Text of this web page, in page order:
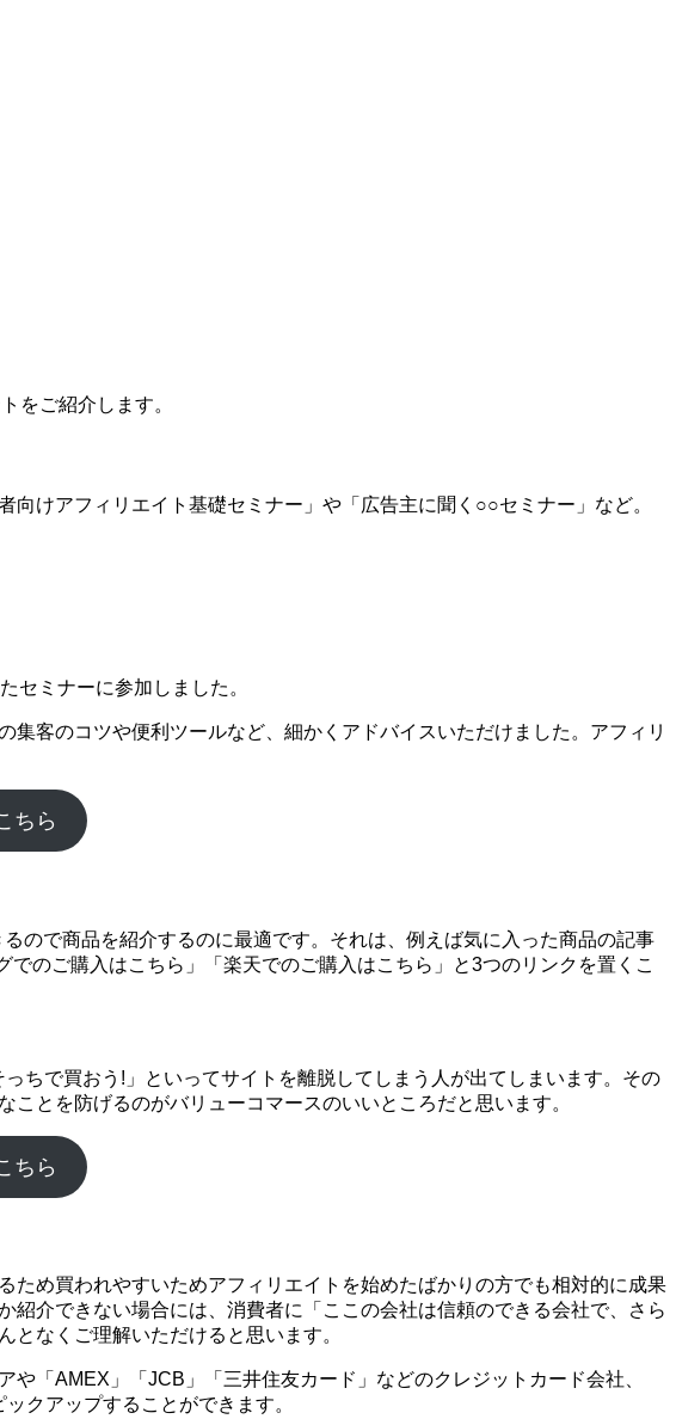
をご紹介します。
けアフィリエイト基礎セミナー」や「広告主に聞く○○セミナー」など。
セミナーに参加しました。
客のコツや便利ツールなど、細かくアドバイスいただけました。アフィリ
ちら
ので商品を紹介するのに最適です。それは、例えば気に入った商品の記事
のご購入はこちら」「楽天でのご購入はこちら」と3つのリンクを置くこ
ちで買おう!」といってサイトを離脱してしまう人が出てしまいます。その
とを防げるのがバリューコマースのいいところだと思います。
ちら
め買われやすいためアフィリエイトを始めたばかりの方でも相対的に成果
介できない場合には、消費者に「ここの会社は信頼のできる会社で、さら
なくご理解いただけると思います。
「AMEX」「JCB」「三井住友カード」などのクレジットカード会社、
クアップすることができます。